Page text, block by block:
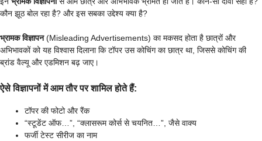
कौन झूठ बोल रहा है? और इस सबका उद्देश्य क्या है?
भ्रामक विज्ञापन(Misleading Advertisements) का मकसद होता है छात्रों और
अभिभावकों को यह विश्वास दिलाना कि टॉपर उस कोचिंग का छात्र था, जिससे कोचिंग की
ब्रांड वैल्यू और एडमिशन बढ़ जाए।
ऐसे विज्ञापनों में आम तौर पर शामिल होते हैं:
टॉपर की फोटो और रैंक
“स्टूडेंट ऑफ…”, “क्लासरूम कोर्स से चयनित…”, जैसे वाक्य
फर्जी टेस्ट सीरीज का नाम